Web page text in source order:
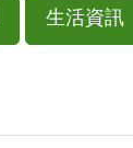
生活資訊